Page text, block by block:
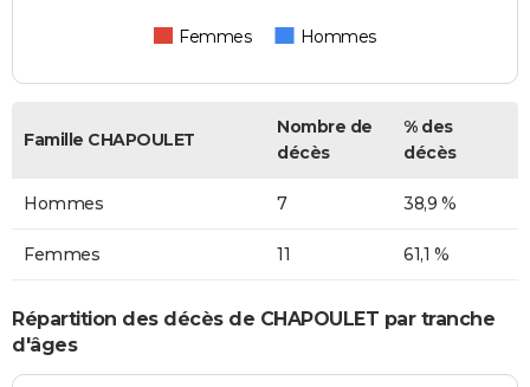
Femmes Hommes
Famille CHAPOULET
Nombre de
décès
% des
décès
Hommes 7 38,9 %
Femmes 11 61,1 %
Répartition des décès de CHAPOULET par tranche
d'âges